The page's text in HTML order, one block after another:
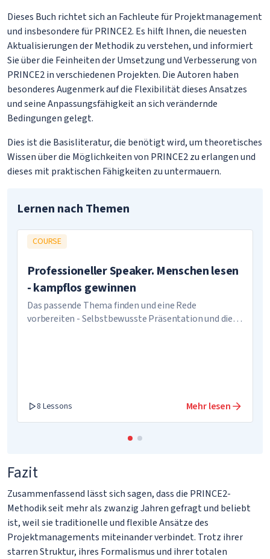
Dieses Buch richtet sich an Fachleute für Projektmanagement
und insbesondere für PRINCE2. Es hilft Ihnen, die neuesten
Aktualisierungen der Methodik zu verstehen, und informiert
Sie über die Feinheiten der Umsetzung und Verbesserung von
PRINCE2 in verschiedenen Projekten. Die Autoren haben
besonderes Augenmerk auf die Flexibilität dieses Ansatzes
und seine Anpassungsfähigkeit an sich verändernde
Bedingungen gelegt.
Dies ist die Basisliteratur, die benötigt wird, um theoretisches
Wissen über die Möglichkeiten von PRINCE2 zu erlangen und
dieses mit praktischen Fähigkeiten zu untermauern.
Lernen nach Themen
COURSE
Professioneller Speaker. Menschen lesen
- kampflos gewinnen
Das passende Thema finden und eine Rede
vorbereiten - Selbstbewusste Präsentation und die
8 Lessons Mehr lesen
Fazit
Zusammenfassend lässt sich sagen, dass die PRINCE2-
Methodik seit mehr als zwanzig Jahren gefragt und beliebt
ist, weil sie traditionelle und flexible Ansätze des
Projektmanagements miteinander verbindet. Trotz ihrer
starren Struktur, ihres Formalismus und ihrer totalen